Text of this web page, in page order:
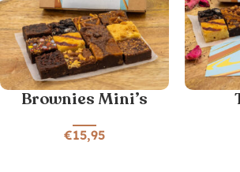
Brownies Mini’s
€15,95